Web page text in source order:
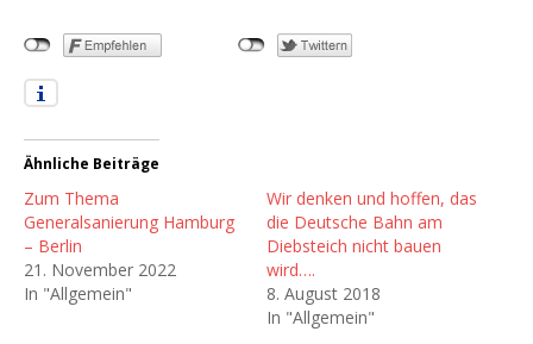
Ähnliche Beiträge
Zum Thema
Generalsanierung Hamburg
– Berlin
21. November 2022
In "Allgemein"
Wir denken und hoffen, das
die Deutsche Bahn am
Diebsteich nicht bauen
wird….
8. August 2018
In "Allgemein"